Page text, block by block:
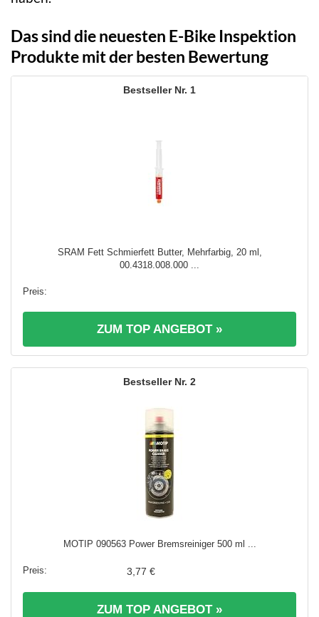
Das sind die neuesten E-Bike Inspektion
Produkte mit der besten Bewertung
1
SRAM Fett Schmierfett Butter, Mehrfarbig, 20 ml,
00.4318.008.000 ...
ZUM TOP ANGEBOT »
2
MOTIP 090563 Power Bremsreiniger 500 ml ...
3,77 €
ZUM TOP ANGEBOT »